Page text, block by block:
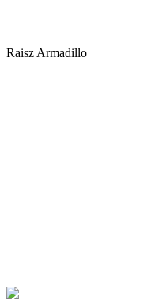
Raisz Armadillo